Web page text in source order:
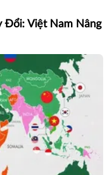
Đổi: Việt Nam Nâng